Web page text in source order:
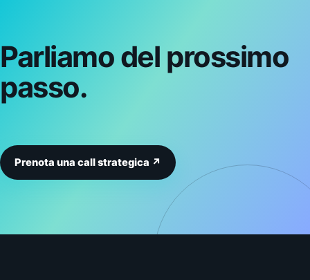
Parliamo del prossimo
passo.
Prenota una call strategica ↗